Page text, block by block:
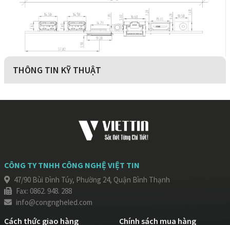
THÔNG TIN KỸ THUẬT
CÔNG TY TNHH CÔNG NGHỆ VIỆT TIN
47/90 Bùi Đình Túy, Phường 24, Quận Bình Thạnh
Fax: 0862. 948. 288
info@congngheled.com
Cách thức giao hàng Chính sách mua hàng